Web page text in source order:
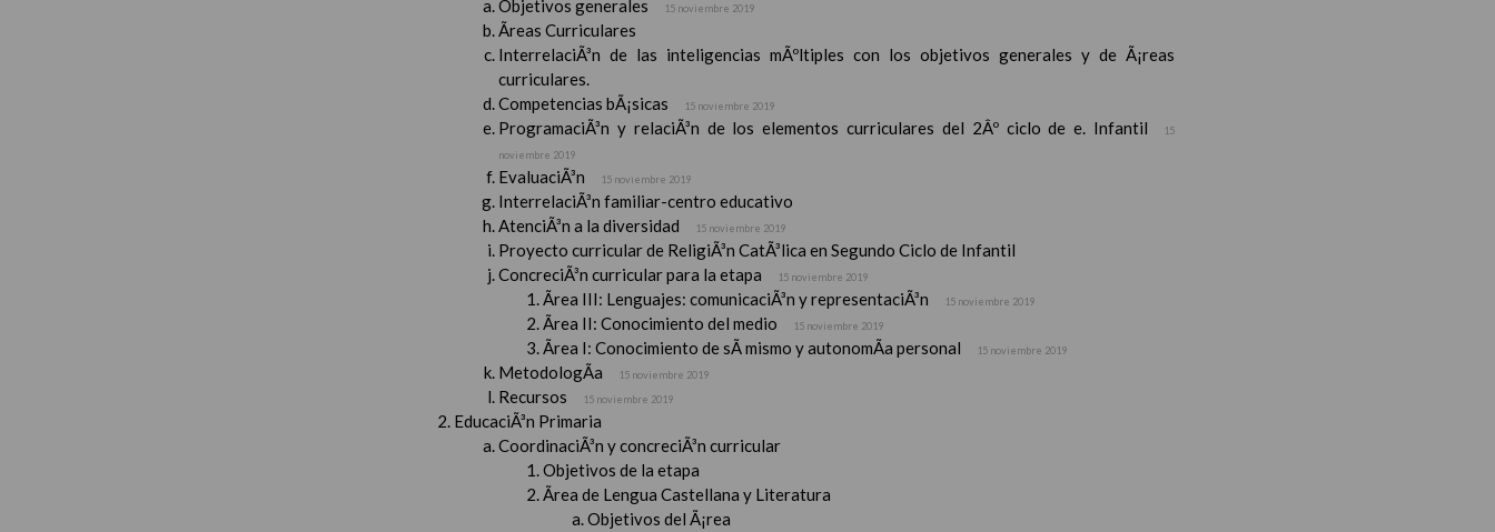
Objetivos generales 15 noviembre 2019
Ãreas Curriculares
InterrelaciÃ³n de las inteligencias mÃºltiples con los objetivos generales y de Ã¡reas
curriculares.
Competencias bÃ¡sicas
15 noviembre 2019
ProgramaciÃ³n y relaciÃ³n de los elementos curriculares del 2Âº ciclo de e. Infantil
15
noviembre 2019
EvaluaciÃ³n 15 noviembre 2019
InterrelaciÃ³n familiar-centro educativo
AtenciÃ³n a la diversidad
15 noviembre 2019
Proyecto curricular de ReligiÃ³n CatÃ³lica en Segundo Ciclo de Infantil
ConcreciÃ³n curricular para la etapa
15 noviembre 2019
Ãrea III: Lenguajes: comunicaciÃ³n y representaciÃ³n 15 noviembre 2019
Ãrea II: Conocimiento del medio 15 noviembre 2019
Ãrea I: Conocimiento de sÃ­ mismo y autonomÃ­a personal 15 noviembre 2019
MetodologÃ­a 15 noviembre 2019
Recursos 15 noviembre 2019
EducaciÃ³n Primaria
CoordinaciÃ³n y concreciÃ³n curricular
Objetivos de la etapa
Ãrea de Lengua Castellana y Literatura
Objetivos del Ã¡rea